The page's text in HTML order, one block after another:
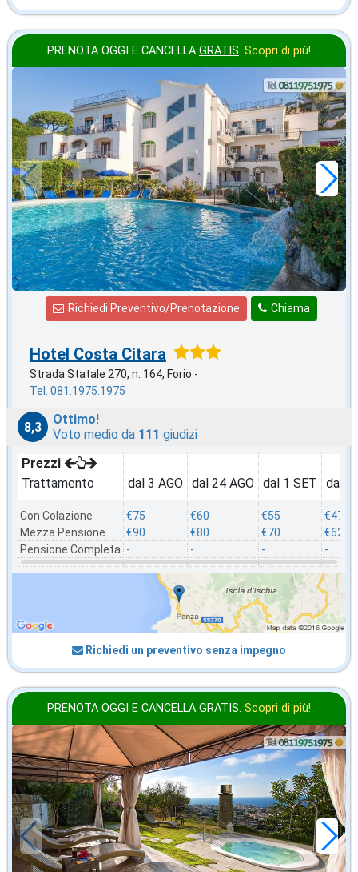
PRENOTA OGGI E CANCELLA GRATIS. Scopri di più!
2026 FERRAGOSTO
in offerta da
€65,00
a notte
Chiama
Richiedi Preventivo/Prenotazione
Hotel Costa Citara
Strada Statale 270, n. 164, Forio -
Tel. 081.1975.1975
8,3
Ottimo!
Voto medio da 111 giudizi
Prezzi
Trattamento
Con Colazione
Mezza Pensione
Pensione Completa
dal 3 AGO
€75
€90
-
dal 24 AGO
€60
€80
-
dal 1 SET
€55
€70
-
dal
€47
€62
-
Richiedi un preventivo senza impegno
PRENOTA OGGI E CANCELLA GRATIS. Scopri di più!
2026 FERRAGOSTO
in offerta da
€98,57
a notte